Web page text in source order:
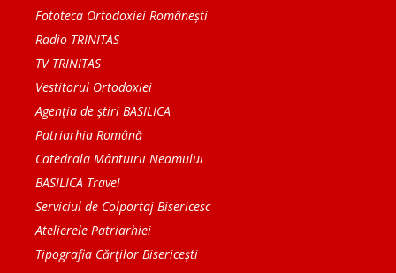
Fototeca Ortodoxiei Românești
Radio TRINITAS
TV TRINITAS
Vestitorul Ortodoxiei
Agenţia de ştiri BASILICA
Patriarhia Română
Catedrala Mântuirii Neamului
BASILICA Travel
Serviciul de Colportaj Bisericesc
Atelierele Patriarhiei
Tipografia Cărţilor Bisericeşti